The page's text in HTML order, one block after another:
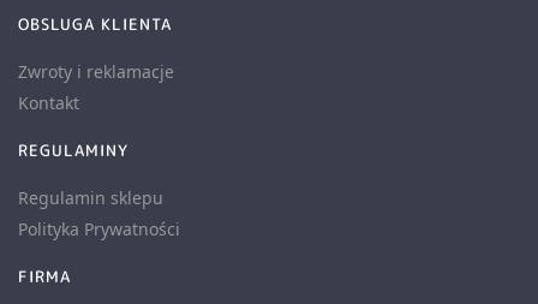
OBSLUGA KLIENTA
Zwroty i reklamacje
Kontakt
REGULAMINY
Regulamin sklepu
Polityka Prywatności
FIRMA